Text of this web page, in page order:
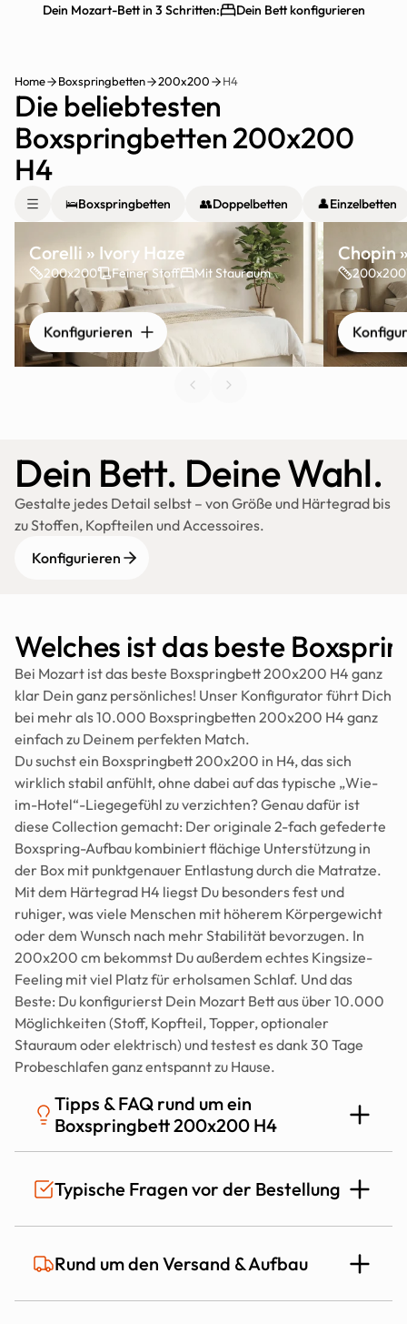
Dein Mozart-Bett in 3 Schritten:
Dein Bett konfigurieren
Home Boxspringbetten 200x200 H4
Die beliebtesten
Boxspringbetten 200x200
H4
🛌Boxspringbetten 👥Doppelbetten 👤Einzelbetten
Corelli » Ivory Haze
200x200 Feiner Stoff Mit Stauraum
Konfigurieren
Chopin
200x200
Dein Bett. Deine Wahl.
Gestalte jedes Detail selbst – von Größe und Härtegrad bis
zu Stoffen, Kopfteilen und Accessoires.
Konfigurieren
Welches ist das beste
Bei Mozart ist das beste Boxspringbett 200x200 H4 ganz
klar Dein ganz persönliches! Unser Konfigurator führt Dich
bei mehr als 10.000 Boxspringbetten 200x200 H4 ganz
einfach zu Deinem perfekten Match.
Du suchst ein Boxspringbett 200x200 in H4, das sich
wirklich stabil anfühlt, ohne dabei auf das typische „Wie-
im-Hotel“-Liegegefühl zu verzichten? Genau dafür ist
diese Collection gemacht: Der originale 2-fach gefederte
Boxspring-Aufbau kombiniert flächige Unterstützung in
der Box mit punktgenauer Entlastung durch die Matratze.
Mit dem Härtegrad H4 liegst Du besonders fest und
ruhiger, was viele Menschen mit höherem Körpergewicht
oder dem Wunsch nach mehr Stabilität bevorzugen. In
200x200 cm bekommst Du außerdem echtes Kingsize-
Feeling mit viel Platz für erholsamen Schlaf. Und das
Beste: Du konfigurierst Dein Mozart Bett aus über 10.000
Möglichkeiten (Stoff, Kopfteil, Topper, optionaler
Stauraum oder elektrisch) und testest es dank 30 Tage
Probeschlafen ganz entspannt zu Hause.
Tipps & FAQ rund um ein
Boxspringbett 200x200 H4
Für wen ist ein Boxspringbett 200x200 in
H4 besonders geeignet?
Ein Boxspringbett 200x200 H4 passt besonders gut, wenn
Du ein festes, stabiles Liegegefühl bevorzugst. Häufig ist das
Typische Fragen vor der Bestellung
Ist das Mozart Bett auch für Allergiker
Rund um den Versand & Aufbau